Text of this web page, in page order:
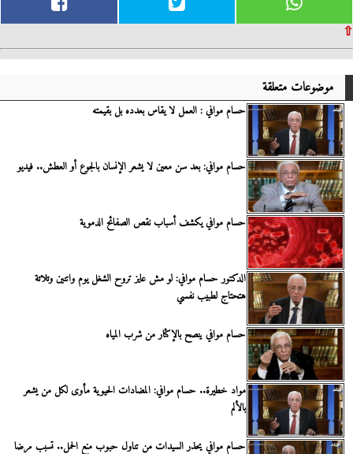
⇧
موضوعات متعلقة
حسام موافي : العمل لا يقاس بعدده بل بقيمته
حسام موافي: بعد سن معين لا يشعر الإنسان بالجوع أو العطش.. فيديو
حسام موافي يكشف أسباب نقص الصفائح الدموية
الدكتور حسام موافي: لو مش عايز تروح الشغل يوم واتنين وتلاتة
هتحتاج لطبيب نفسي
حسام موافي ينصح بالإكثار من شرب المياه
مواد خطيرة.. حسام موافي: المضادات الحيوية مأوى لكل من يشعر
بالألم
حسام موافي يحذر السيدات من تناول حبوب منع الحمل.. تسبب مرضا